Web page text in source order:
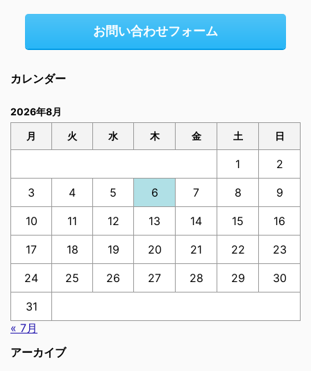
お問い合わせフォーム
カレンダー
2026年8月
月 火 水 木 金 土 日
1 2
3 4 5 6 7 8 9
10 11 12 13 14 15 16
17 18 19 20 21 22 23
24 25 26 27 28 29 30
31
« 7月
アーカイブ